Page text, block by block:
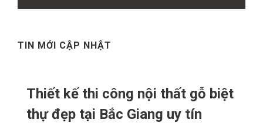
TIN MỚI CẬP NHẬT
Thiết kế thi công nội thất gỗ biệt
thự đẹp tại Bắc Giang uy tín